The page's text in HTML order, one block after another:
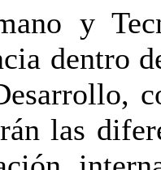
y
dentro
las